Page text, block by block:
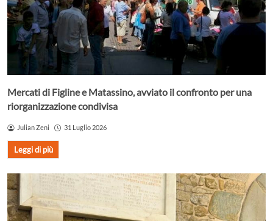
Mercati di Figline e Matassino, avviato il confronto per una
riorganizzazione condivisa
Julian Zeni 31 Luglio 2026
Leggi di più